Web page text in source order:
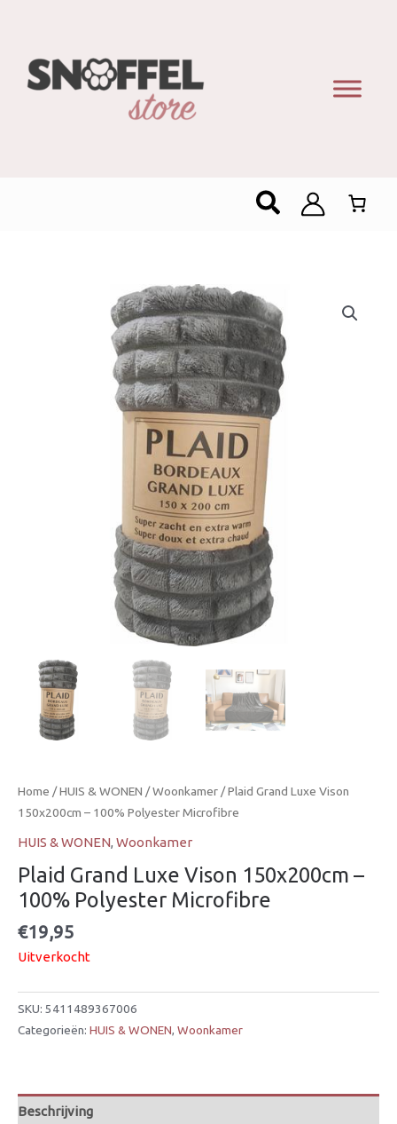
Zoeken
Home /HUIS & WONEN /Woonkamer / Plaid Grand Luxe Vison
150x200cm – 100% Polyester Microfibre
HUIS & WONEN, Woonkamer
Plaid Grand Luxe Vison 150x200cm –
100% Polyester Microfibre
€19,95
Uitverkocht
SKU: 5411489367006
Categorieën: HUIS & WONEN, Woonkamer
Beschrijving